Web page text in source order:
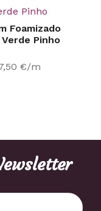
Foamizado
Pinho
€/m